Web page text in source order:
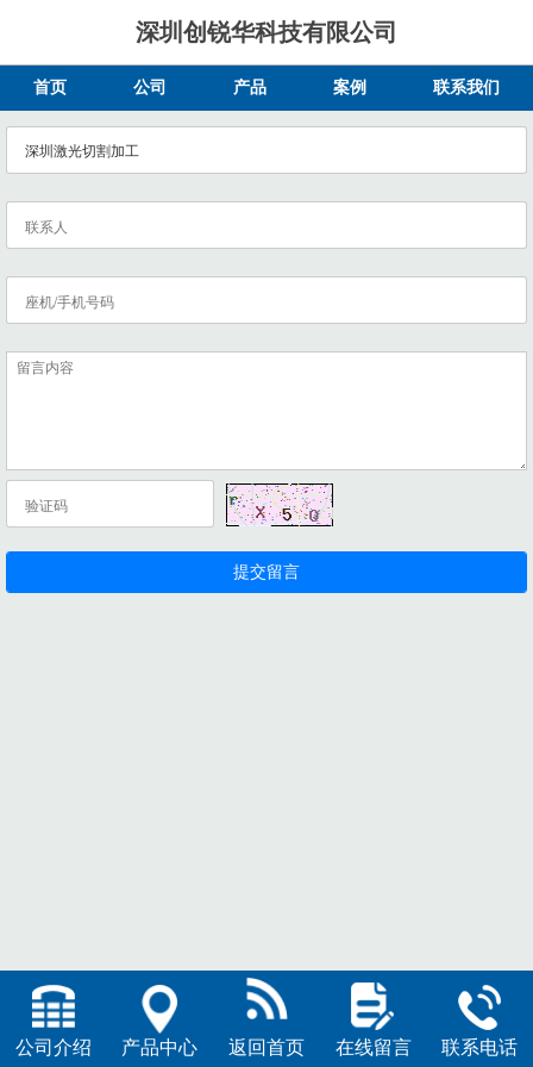
深圳创锐华科技有限公司
首页 公司 产品 案例 联系我们
公司介绍 产品中心 返回首页 在线留言 联系电话